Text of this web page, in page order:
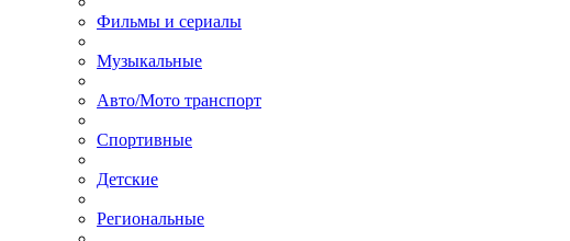
Фильмы и сериалы
Музыкальные
Авто/Мото транспорт
Спортивные
Детские
Региональные